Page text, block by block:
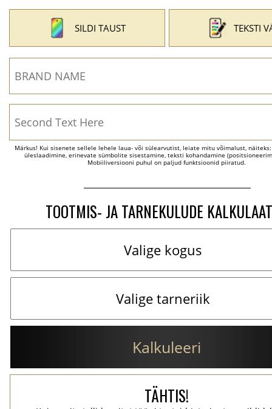
SILDI TAUST TEKSTI
Märkus! Kui sisenete sellele lehele laua- või sülearvutist, leiate mitu võimalust,
üleslaadimine, erinevate sümbolite sisestamine, teksti kohandamine
Mobiiliversiooni puhul on paljud funktsioonid piiratud.
TOOTMIS- JA TARNEKULUDE
Kalkuleeri
TÄHTIS!